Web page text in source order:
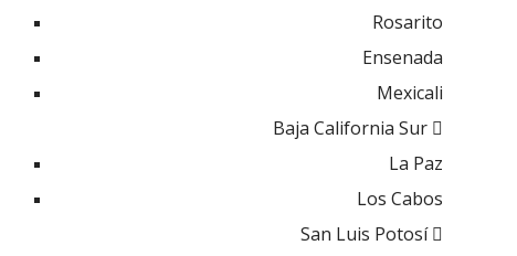
Rosarito
Ensenada
Mexicali
Baja California Sur
La Paz
Los Cabos
San Luis Potosí